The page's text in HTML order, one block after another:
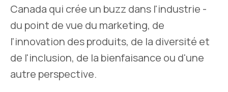
Canada qui crée un buzz dans l'industrie -
du point de vue du marketing, de
l'innovation des produits, de la diversité et
de l'inclusion, de la bienfaisance ou d'une
autre perspective.